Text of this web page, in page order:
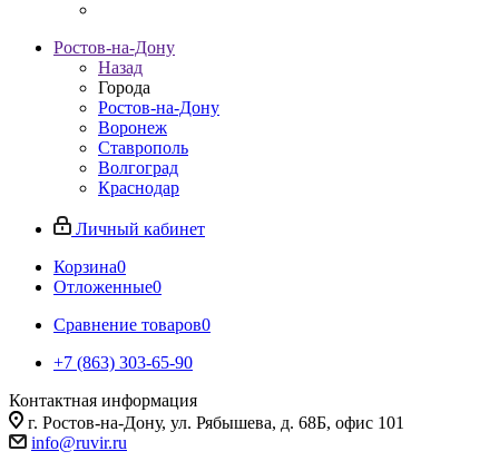
Ростов-на-Дону
Назад
Города
Ростов-на-Дону
Воронеж
Ставрополь
Волгоград
Краснодар
Личный кабинет
Корзина0
Отложенные0
Сравнение товаров0
+7 (863) 303-65-90
Контактная информация
г. Ростов-на-Дону, ул. Рябышева, д. 68Б, офис 101
info@ruvir.ru